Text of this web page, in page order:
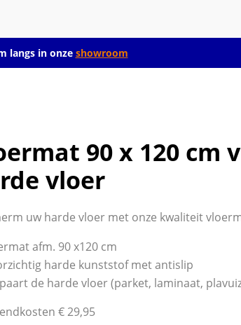
langs in onze showroom
90 x 120 cm
vloer
uw harde vloer met onze kwaliteit
afm. 90 x120 cm
harde kunststof met antislip
de harde vloer (parket, laminaat,
€ 29,95